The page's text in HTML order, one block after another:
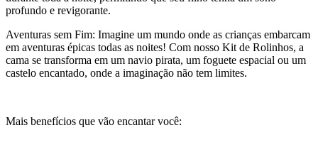
profundo e revigorante.
Aventuras sem Fim: Imagine um mundo onde as crianças embarcam
em aventuras épicas todas as noites! Com nosso Kit de Rolinhos, a
cama se transforma em um navio pirata, um foguete espacial ou um
castelo encantado, onde a imaginação não tem limites.
Mais benefícios que vão encantar você: